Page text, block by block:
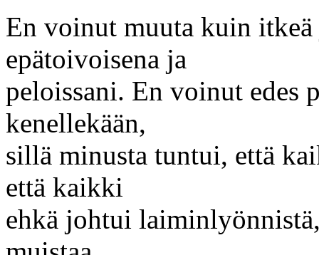
En voinut muuta kuin
epätoivoisena ja
peloissani. En voinut edes
kenellekään,
sillä minusta tuntui, että
että kaikki
ehkä johtui